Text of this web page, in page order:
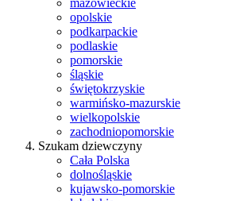
mazowieckie
opolskie
podkarpackie
podlaskie
pomorskie
śląskie
świętokrzyskie
warmińsko-mazurskie
wielkopolskie
zachodniopomorskie
Szukam dziewczyny
Cała Polska
dolnośląskie
kujawsko-pomorskie